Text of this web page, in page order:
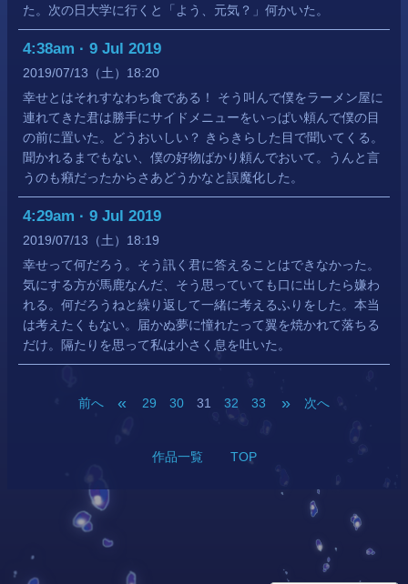
た。次の日大学に行くと「よう、元気？」何かいた。
4:38am · 9 Jul 2019
2019 07 13 （土） 18:20
幸せとはそれすなわち食である！ そう叫んで僕をラーメン屋に
連れてきた君は勝手にサイドメニューをいっぱい頼んで僕の目
の前に置いた。どうおいしい？ きらきらした目で聞いてくる。
聞かれるまでもない、僕の好物ばかり頼んでおいて。うんと言
うのも癪だったからさあどうかなと誤魔化した。
4:29am · 9 Jul 2019
2019 07 13 （土） 18:19
幸せって何だろう。そう訊く君に答えることはできなかった。
気にする方が馬鹿なんだ、そう思っていても口に出したら嫌わ
れる。何だろうねと繰り返して一緒に考えるふりをした。本当
は考えたくもない。届かぬ夢に憧れたって翼を焼かれて落ちる
だけ。隔たりを思って私は小さく息を吐いた。
前へ « 29 30 31 32 33 » 次へ
作品一覧 TOP